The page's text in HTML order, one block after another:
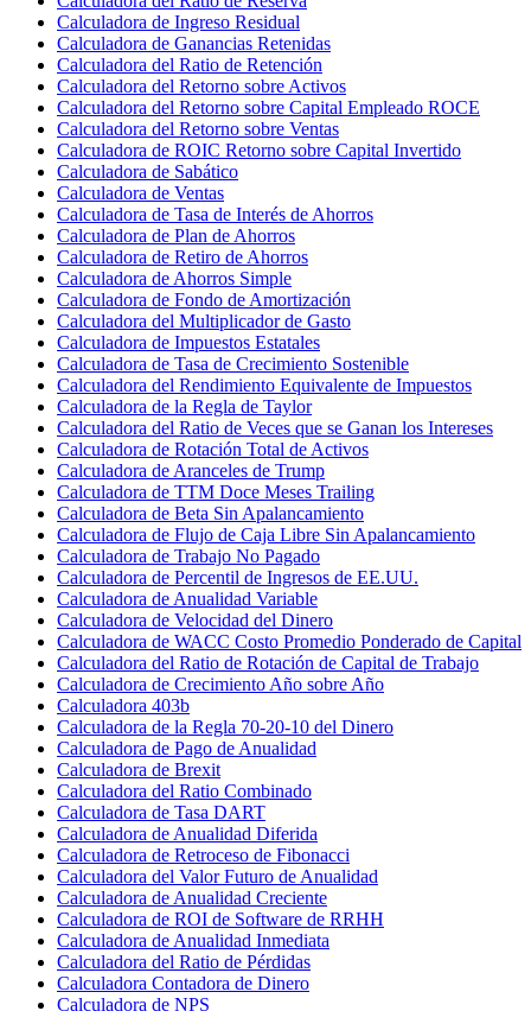
Calculadora de Ingreso Residual
Calculadora de Ganancias Retenidas
Calculadora del Ratio de Retención
Calculadora del Retorno sobre Activos
Calculadora del Retorno sobre Capital Empleado ROCE
Calculadora del Retorno sobre Ventas
Calculadora de ROIC Retorno sobre Capital Invertido
Calculadora de Sabático
Calculadora de Ventas
Calculadora de Tasa de Interés de Ahorros
Calculadora de Plan de Ahorros
Calculadora de Retiro de Ahorros
Calculadora de Ahorros Simple
Calculadora de Fondo de Amortización
Calculadora del Multiplicador de Gasto
Calculadora de Impuestos Estatales
Calculadora de Tasa de Crecimiento Sostenible
Calculadora del Rendimiento Equivalente de Impuestos
Calculadora de la Regla de Taylor
Calculadora del Ratio de Veces que se Ganan los Intereses
Calculadora de Rotación Total de Activos
Calculadora de Aranceles de Trump
Calculadora de TTM Doce Meses Trailing
Calculadora de Beta Sin Apalancamiento
Calculadora de Flujo de Caja Libre Sin Apalancamiento
Calculadora de Trabajo No Pagado
Calculadora de Percentil de Ingresos de EE.UU.
Calculadora de Anualidad Variable
Calculadora de Velocidad del Dinero
Calculadora de WACC Costo Promedio Ponderado de Capital
Calculadora del Ratio de Rotación de Capital de Trabajo
Calculadora de Crecimiento Año sobre Año
Calculadora 403b
Calculadora de la Regla 70-20-10 del Dinero
Calculadora de Pago de Anualidad
Calculadora de Brexit
Calculadora del Ratio Combinado
Calculadora de Tasa DART
Calculadora de Anualidad Diferida
Calculadora de Retroceso de Fibonacci
Calculadora del Valor Futuro de Anualidad
Calculadora de Anualidad Creciente
Calculadora de ROI de Software de RRHH
Calculadora de Anualidad Inmediata
Calculadora del Ratio de Pérdidas
Calculadora Contadora de Dinero
Calculadora de NPS